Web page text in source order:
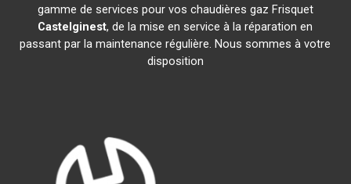
gamme de services pour vos chaudières gaz Frisquet
Castelginest, de la mise en service à la réparation en
passant par la maintenance régulière. Nous sommes à votre
disposition